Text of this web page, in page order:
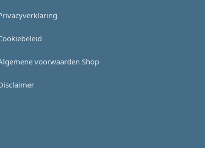
voorwaarden Shop